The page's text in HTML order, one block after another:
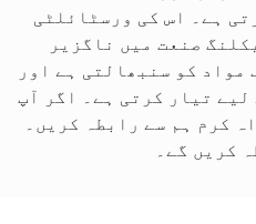
ہے۔ اس کی ورسٹائلٹی
صنعت میں ناگزیر
مواد کو سنبھالتی ہے اور
تیار کرتی ہے۔ اگر آپ
کرم ہم سے رابطہ کریں۔
کریں گے۔